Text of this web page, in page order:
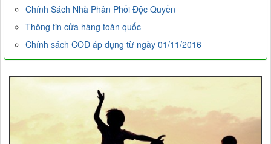
Chính Sách Nhà Phân Phối Độc Quyền
Thông tin cửa hàng toàn quốc
Chính sách COD áp dụng từ ngày 01/11/2016